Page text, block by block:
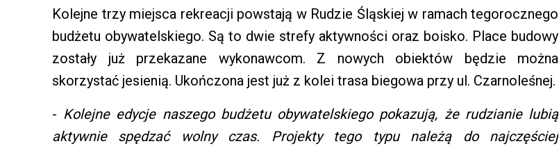
Kolejne trzy miejsca rekreacji powstają w Rudzie Śląskiej w ramach tegorocznego
budżetu obywatelskiego. Są to dwie strefy aktywności oraz boisko. Place budowy
zostały już przekazane wykonawcom. Z nowych obiektów będzie można
skorzystać jesienią. Ukończona jest już z kolei trasa biegowa przy ul. Czarnoleśnej.
- Kolejne edycje naszego budżetu obywatelskiego pokazują, że rudzianie lubią
aktywnie spędzać wolny czas. Projekty tego typu należą do najczęściej